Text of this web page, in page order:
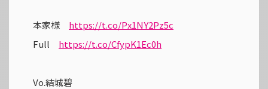
本家様 https://t.co/Px1NY2Pz5c
Full https://t.co/CfypK1Ec0h
Vo.結城碧